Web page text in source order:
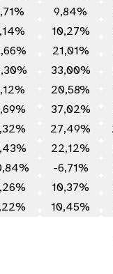
9,84%
10,27%
21,01%
33,00%
20,58%
37,02%
27,49%
22,12%
-6,71%
10,37%
10,45%